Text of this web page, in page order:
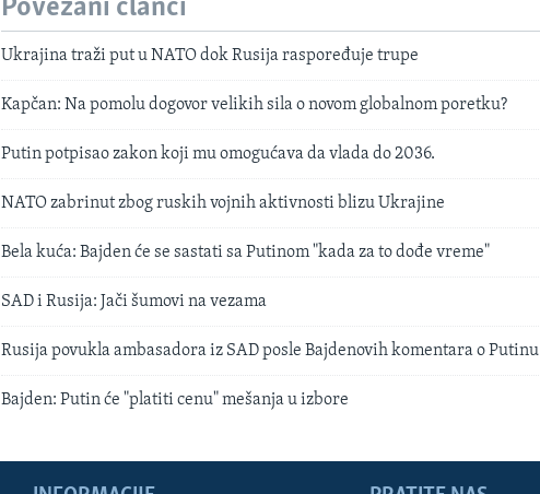
Povezani članci
Ukrajina traži put u NATO dok Rusija raspoređuje trupe
Kapčan: Na pomolu dogovor velikih sila o novom globalnom poretku?
Putin potpisao zakon koji mu omogućava da vlada do 2036.
NATO zabrinut zbog ruskih vojnih aktivnosti blizu Ukrajine
Bela kuća: Bajden će se sastati sa Putinom "kada za to dođe vreme"
SAD i Rusija: Jači šumovi na vezama
Rusija povukla ambasadora iz SAD posle Bajdenovih komentara o Putinu
Bajden: Putin će "platiti cenu" mešanja u izbore